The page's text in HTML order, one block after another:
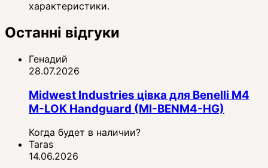
характеристики.
Останні відгуки
Генадий
28.07.2026
Midwest Industries цівка для Benelli M4
M-LOK Handguard (MI-BENM4-HG)
Когда будет в наличии?
Taras
14.06.2026